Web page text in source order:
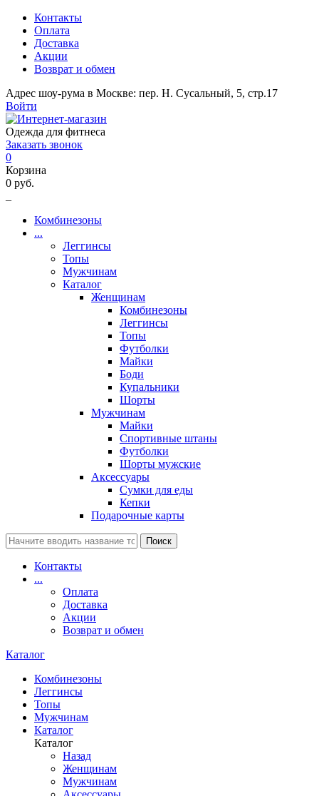
Контакты
Оплата
Доставка
Акции
Возврат и обмен
Адрес шоу-рума в Москве: пер. Н. Сусальный, 5, стр.17
Войти
Одежда для фитнеса
Заказать звонок
0
Корзина
0 руб.
Комбинезоны
...
Леггинсы
Топы
Мужчинам
Каталог
Женщинам
Комбинезоны
Леггинсы
Топы
Футболки
Майки
Боди
Купальники
Шорты
Мужчинам
Майки
Спортивные штаны
Футболки
Шорты мужские
Аксессуары
Сумки для еды
Кепки
Подарочные карты
Поиск
Контакты
...
Оплата
Доставка
Акции
Возврат и обмен
Каталог
Комбинезоны
Леггинсы
Топы
Мужчинам
Каталог
Каталог
Назад
Женщинам
Мужчинам